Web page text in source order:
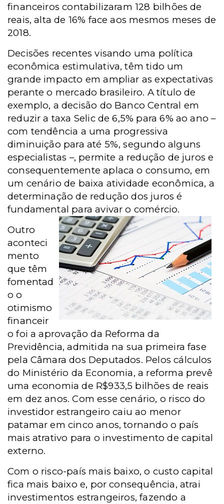
financeiros contabilizaram 128 bilhões de
reais, alta de 16% face aos mesmos meses de
2018.
Decisões recentes visando uma política
econômica estimulativa, têm tido um
grande impacto em ampliar as expectativas
perante o mercado brasileiro. A título de
exemplo, a decisão do Banco Central em
reduzir a taxa Selic de 6,5% para 6% ao ano –
com tendência a uma progressiva
diminuição para até 5%, segundo alguns
especialistas –, permite a redução de juros e
consequentemente aplaca o consumo, em
um cenário de baixa atividade econômica, a
determinação de redução dos juros é
fundamental para avivar o comércio.
Outro
aconteci
mento
que têm
fomentad
o o
otimismo
financeir
o foi a aprovação da Reforma da
Previdência, admitida na sua primeira fase
pela Câmara dos Deputados. Pelos cálculos
do Ministério da Economia, a reforma prevê
uma economia de R$933,5 bilhões de reais
em dez anos. Com esse cenário, o risco do
investidor estrangeiro caiu ao menor
patamar em cinco anos, tornando o país
mais atrativo para o investimento de capital
externo.
Com o risco-país mais baixo, o custo capital
fica mais baixo e, por consequência, atrai
investimentos estrangeiros, fazendo a